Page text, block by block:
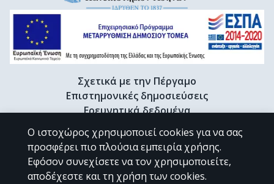
Σχετικά με την Πέργαμο
Επιστημονικές δημοσιεύσεις
Ερευνητικά δεδομένα
Διδακτορικές διατριβές & Γκρίζα βιβλιογραφία
Προφίλ Ερευνητή
Ο ιστοχώρος χρησιμοποιεί cookies για να σας
προσφέρει πιο πλούσια εμπειρία χρήσης.
Εφόσον συνεχίσετε να τον χρησιμοποιείτε,
αποδέχεστε και τη χρήση των cookies.